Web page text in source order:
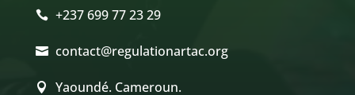
 +237 699 77 23 29
 contact@regulationartac.org
 Yaoundé. Cameroun.